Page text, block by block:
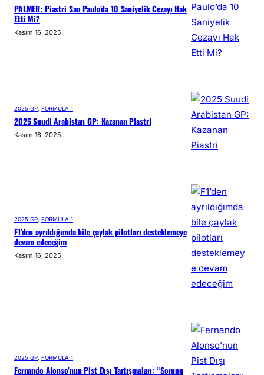
PALMER: Piastri Sao Paulo’da 10 Saniyelik Cezayı Hak
Etti Mi?
Kasım 16, 2025
2025 GP, FORMULA 1
2025 Suudi Arabistan GP: Kazanan Piastri
Kasım 16, 2025
2025 GP FORMULA 1
F1’den ayrıldığımda bile çaylak pilotları desteklemeye
devam edeceğim
Kasım 16, 2025
2025 GP FORMULA 1
Fernando Alonso’nun Pist Dışı Tartışmaları: “Sorunu